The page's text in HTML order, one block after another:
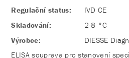
Regulační status:
IVD CE
Skladování:
2-8 °C
Výrobce:
DIESSE
ELISA souprava pro stanovení